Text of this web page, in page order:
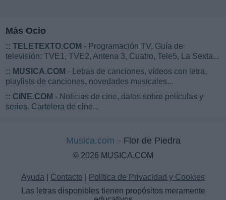
Más Ocio
:: TELETEXTO.COM - Programación TV. Guía de
televisión: TVE1, TVE2, Antena 3, Cuatro, Tele5, La Sexta...
:: MUSICA.COM - Letras de canciones, vídeos con letra,
playlists de canciones, novedades musicales...
:: CINE.COM - Noticias de cine, datos sobre películas y
series. Cartelera de cine...
Musica.com Flor de Piedra
© 2026 MUSICA.COM
Ayuda Contacto
Política de Privacidad y Cookies
Las letras disponibles tienen propósitos meramente